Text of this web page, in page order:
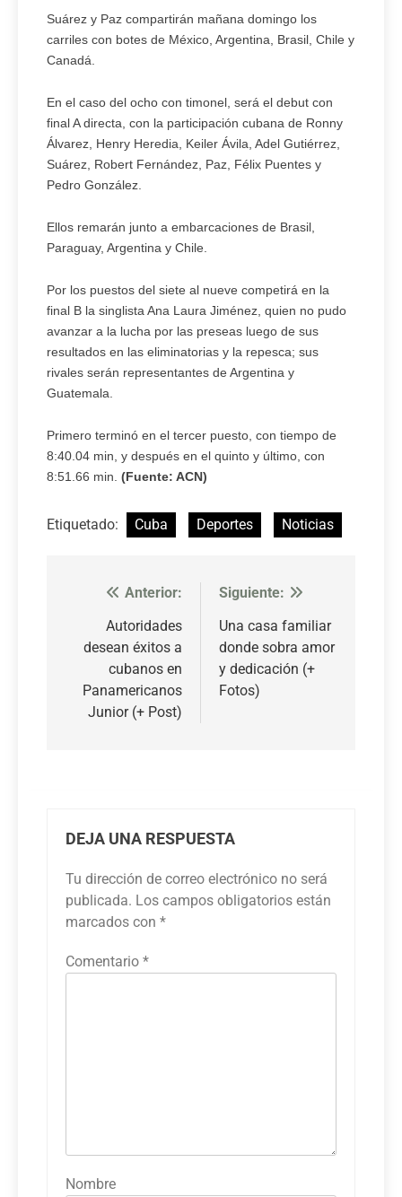
Suárez y Paz compartirán mañana domingo los
carriles con botes de México, Argentina, Brasil, Chile y
Canadá.
En el caso del ocho con timonel, será el debut con
final A directa, con la participación cubana de Ronny
Álvarez, Henry Heredia, Keiler Ávila, Adel Gutiérrez,
Suárez, Robert Fernández, Paz, Félix Puentes y
Pedro González.
Ellos remarán junto a embarcaciones de Brasil,
Paraguay, Argentina y Chile.
Por los puestos del siete al nueve competirá en la
final B la singlista Ana Laura Jiménez, quien no pudo
avanzar a la lucha por las preseas luego de sus
resultados en las eliminatorias y la repesca; sus
rivales serán representantes de Argentina y
Guatemala.
Primero terminó en el tercer puesto, con tiempo de
8:40.04 min, y después en el quinto y último, con
8:51.66 min. (Fuente: ACN)
Etiquetado: Cuba Deportes Noticias
Navegación
entradas
Anterior:
Autoridades
desean éxitos a
cubanos en
Panamericanos
Junior (+ Post)
Siguiente:
Una casa familiar
donde sobra amor
y dedicación (+
Fotos)
DEJA UNA RESPUESTA
Tu dirección de correo electrónico no será
publicada. Los campos obligatorios están
marcados con *
Comentario *
Nombre